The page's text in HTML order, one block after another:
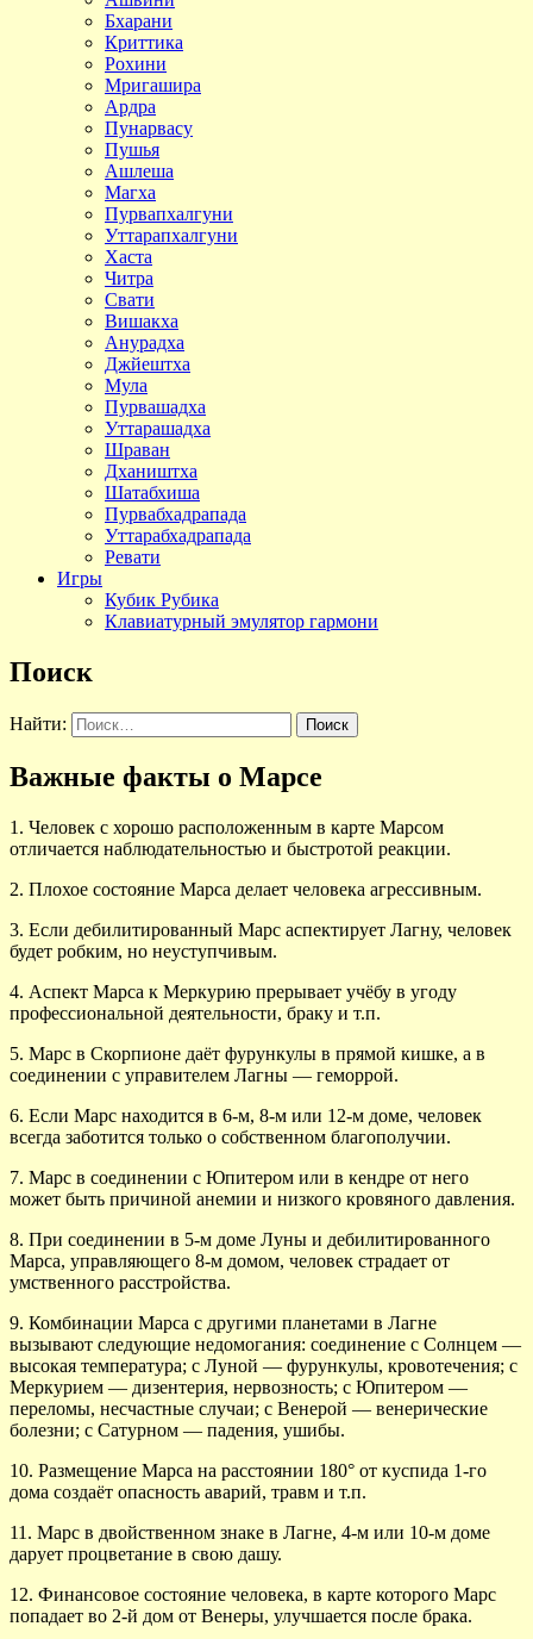
Бхарани
Криттика
Рохини
Мригашира
Ардра
Пунарвасу
Пушья
Ашлеша
Магха
Пурвапхалгуни
Уттарапхалгуни
Хаста
Читра
Свати
Вишакха
Анурадха
Джйештха
Мула
Пурвашадха
Уттарашадха
Шраван
Дхаништха
Шатабхиша
Пурвабхадрапада
Уттарабхадрапада
Ревати
Игры
Кубик Рубика
Клавиатурный эмулятор гармони
Поиск
Найти:
Важные факты о Марсе
1. Человек с хорошо расположенным в карте Марсом
отличается наблюдательностью и быстротой реакции.
2. Плохое состояние Марса делает человека агрессив­ным.
3. Если дебилитированный Марс аспектирует Лагну, человек
будет робким, но неуступчивым.
4. Аспект Марса к Меркурию прерывает учёбу в угоду
профессиональной деятельности, браку и т.п.
5. Марс в Скорпионе даёт фурункулы в прямой кишке, а в
соединении с управителем Лагны — геморрой.
6. Если Марс находится в 6-м, 8-м или 12-м доме, человек
всегда заботится только о собственном благополучии.
7. Марс в соединении с Юпитером или в кендре от него
может быть причиной анемии и низкого кровяного давления.
8. При соединении в 5-м доме Луны и дебилитирован­ного
Марса, управляющего 8-м домом, человек страдает от
умственного расстройства.
9. Комбинации Марса с другими планетами в Лагне
вызывают следующие недомогания: соединение с Солнцем —
высокая температура; с Луной — фурункулы, кровотечения; с
Меркурием — дизентерия, нервозность; с Юпитером —
переломы, несчастные случаи; с Венерой — венерические
болезни; с Сатурном — падения, ушибы.
10. Размещение Марса на расстоянии 180° от куспида 1-го
дома создаёт опасность аварий, травм и т.п.
11. Марс в двойственном знаке в Лагне, 4-м или 10-м доме
дарует процветание в свою дашу.
12. Финансовое состояние человека, в карте которого Марс
попадает во 2-й дом от Венеры, улучшается после брака.